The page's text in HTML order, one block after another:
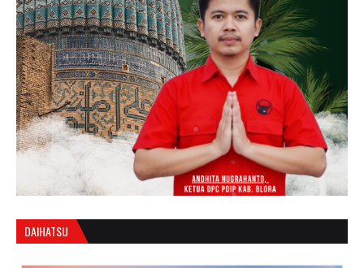
DAIHATSU